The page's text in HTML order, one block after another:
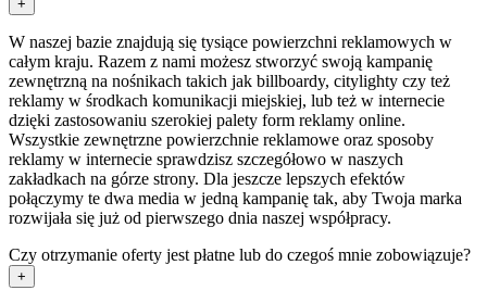
+
W naszej bazie znajdują się tysiące powierzchni reklamowych w
całym kraju. Razem z nami możesz stworzyć swoją kampanię
zewnętrzną na nośnikach takich jak billboardy, citylighty czy też
reklamy w środkach komunikacji miejskiej, lub też w internecie
dzięki zastosowaniu szerokiej palety form reklamy online.
Wszystkie zewnętrzne powierzchnie reklamowe oraz sposoby
reklamy w internecie sprawdzisz szczegółowo w naszych
zakładkach na górze strony. Dla jeszcze lepszych efektów
połączymy te dwa media w jedną kampanię tak, aby Twoja marka
rozwijała się już od pierwszego dnia naszej współpracy.
Czy otrzymanie oferty jest płatne lub do czegoś mnie zobowiązuje?
+